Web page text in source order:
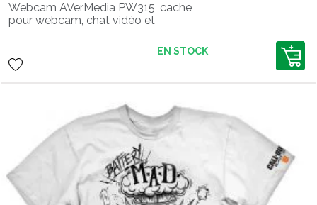
Webcam AVerMedia PW315, cache
pour webcam, chat vidéo et
and play, microphones, stream, mise
au point fixe - Black (PW315)
EN STOCK